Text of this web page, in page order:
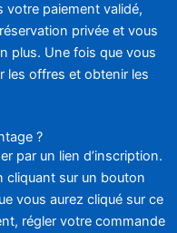
votre paiement validé,
privée et vous
plus. Une fois que vous
les offres et obtenir les
?
par un lien d’inscription.
cliquant sur un bouton
vous aurez cliqué sur ce
régler votre commande